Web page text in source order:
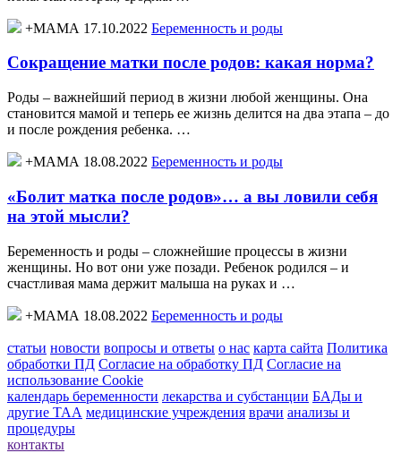
+МАМА 17.10.2022 Беременность и роды
Сокращение матки после родов: какая норма?
Роды – важнейший период в жизни любой женщины. Она
становится мамой и теперь ее жизнь делится на два этапа – до
и после рождения ребенка. …
+МАМА 18.08.2022 Беременность и роды
«Болит матка после родов»… а вы ловили себя
на этой мысли?
Беременность и роды – сложнейшие процессы в жизни
женщины. Но вот они уже позади. Ребенок родился – и
счастливая мама держит малыша на руках и …
+МАМА 18.08.2022 Беременность и роды
статьи новости вопросы и ответы о нас карта сайта Политика
обработки ПД Согласие на обработку ПД Согласие на
использование Cookie
календарь беременности лекарства и субстанции БАДы и
другие ТАА медицинские учреждения врачи анализы и
процедуры
контакты